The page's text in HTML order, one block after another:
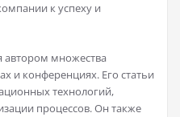
к успеху и
автором множества
и конференциях. Его статьи
технологий,
процессов. Он также